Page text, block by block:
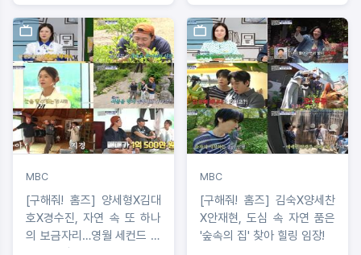
MBC
[구해줘! 홈즈] 양세형X김대
호X경수진, 자연 속 또 하나
의 보금자리…영월 세컨드 하
MBC
[구해줘! 홈즈] 김숙X양세찬
X안재현, 도심 속 자연 품은
'숲속의 집' 찾아 힐링 임장!